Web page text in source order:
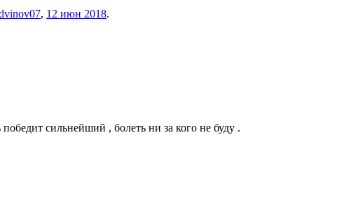
, 12 июн 2018.
сильнейший , болеть ни за кого не буду .